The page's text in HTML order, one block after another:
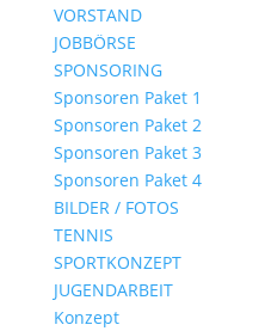
VORSTAND
JOBBÖRSE
SPONSORING
Sponsoren Paket 1
Sponsoren Paket 2
Sponsoren Paket 3
Sponsoren Paket 4
BILDER / FOTOS
TENNIS
SPORTKONZEPT
JUGENDARBEIT
Konzept